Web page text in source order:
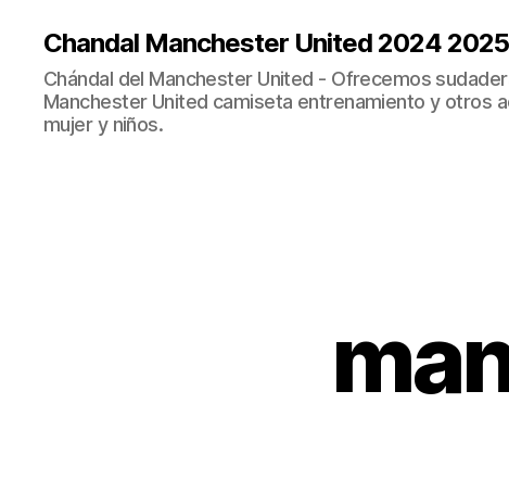
Chandal Manchester United 2024 2025
Chándal del Manchester United - Ofrecemos
Manchester United camiseta entrenamiento y otros
mujer y niños.